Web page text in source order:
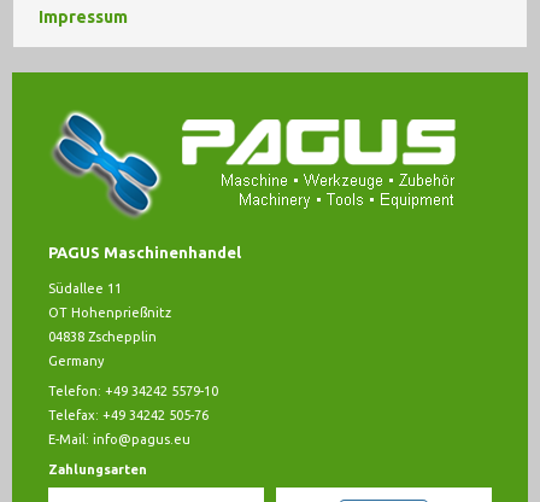
Impressum
PAGUS Maschinenhandel
Südallee 11
OT Hohenprießnitz
04838 Zschepplin
Germany
Telefon: +49 34242 5579-10
Telefax: +49 34242 505-76
E-Mail: info@pagus.eu
Zahlungsarten